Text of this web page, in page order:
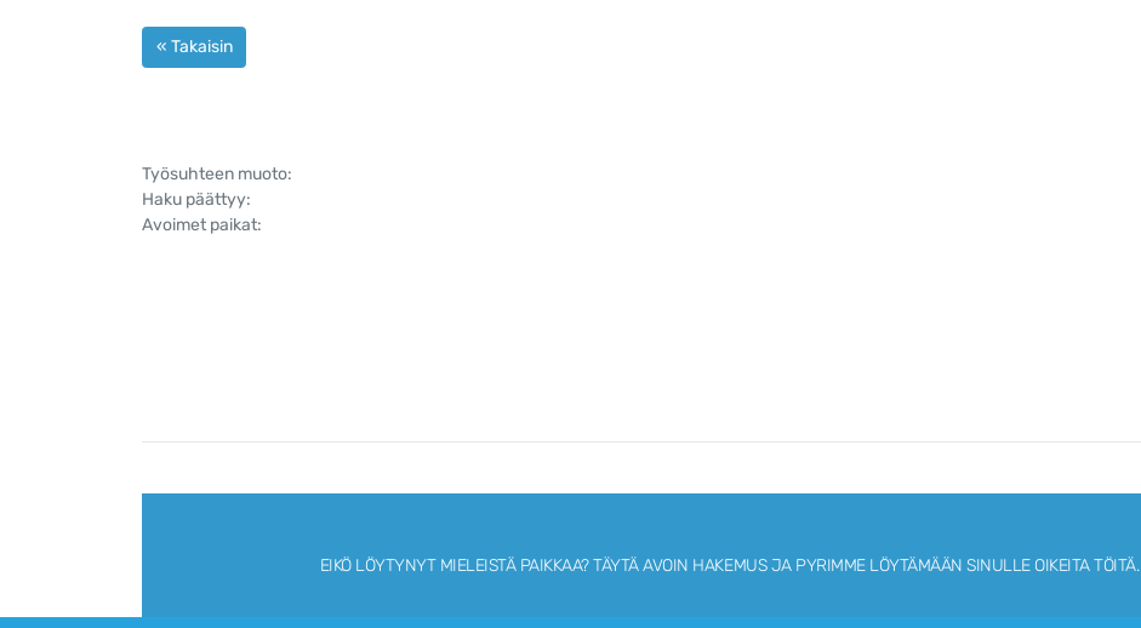
« Takaisin
Työsuhteen muoto:
Haku päättyy:
Avoimet paikat:
EIKÖ LÖYTYNYT MIELEISTÄ PAIKKAA?TÄYTÄ AVOIN HAKEMUS JA PYRIMME LÖYTÄMÄÄN SINULLE OIKEITA TÖITÄ.